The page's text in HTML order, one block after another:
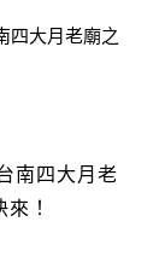
南四大月老
！